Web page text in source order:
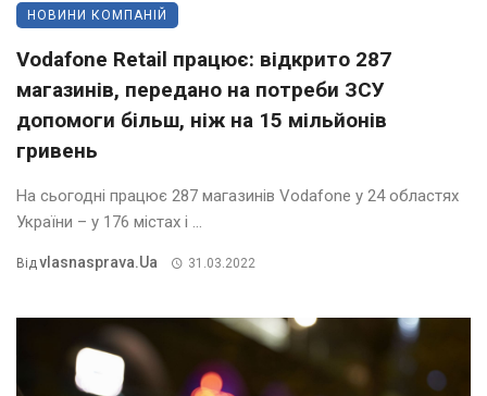
НОВИНИ КОМПАНІЙ
Vodafone Retail працює: відкрито 287
магазинів, передано на потреби ЗСУ
допомоги більш, ніж на 15 мільйонів
гривень
На сьогодні працює 287 магазинів Vodafone у 24 областях
України – у 176 містах і ...
ВідVlasnasprava.ua 31.03.2022